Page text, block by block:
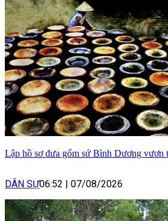
Lập hồ sơ đưa gốm sứ Bình Dương vươn
DÂN SỰ06:52 | 07/08/2026